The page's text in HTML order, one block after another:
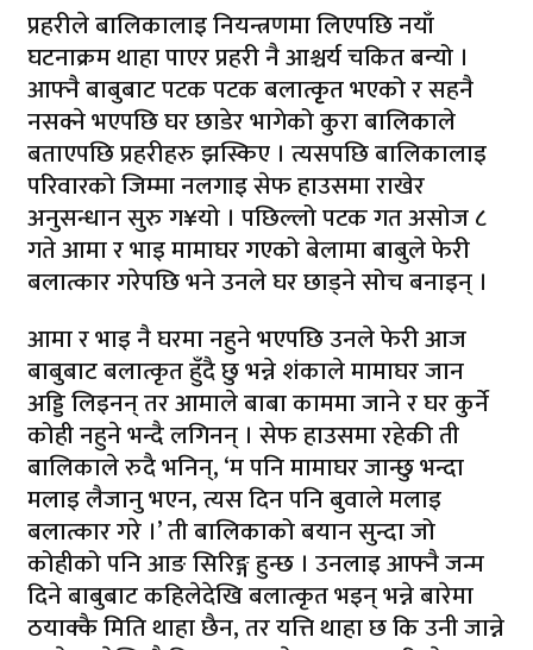
प्रहरीले बालिकालाइ नियन्त्रणमा लिएपछि नयाँ
घटनाक्रम थाहा पाएर प्रहरी नै आश्चर्य चकित बन्यो ।
आफ्नै बाबुबाट पटक पटक बलात्कृृत भएको र सहनै
नसक्ने भएपछि घर छाडेर भागेको कुरा बालिकाले
बताएपछि प्रहरीहरु झस्किए । त्यसपछि बालिकालाइ
परिवारको जिम्मा नलगाइ सेफ हाउसमा राखेर
अनुसन्धान सुरु ग¥यो । पछिल्लो पटक गत असोज ८
गते आमा र भाइ मामाघर गएको बेलामा बाबुले फेरी
बलात्कार गरेपछि भने उनले घर छाड्ने सोच बनाइन् ।
आमा र भाइ नै घरमा नहुने भएपछि उनले फेरी आज
बाबुबाट बलात्कृत हुँदै छु भन्ने शंकाले मामाघर जान
अड्डि लिइनन् तर आमाले बाबा काममा जाने र घर कुर्ने
कोही नहुने भन्दै लगिनन् । सेफ हाउसमा रहेकी ती
बालिकाले रुदै भनिन्, ‘म पनि मामाघर जान्छु भन्दा
मलाइ लैजानु भएन, त्यस दिन पनि बुवाले मलाइ
बलात्कार गरे ।’ ती बालिकाको बयान सुन्दा जो
कोहीको पनि आङ सिरिङ्ग हुन्छ । उनलाइ आफ्नै जन्म
दिने बाबुबाट कहिलेदेखि बलात्कृत भइन् भन्ने बारेमा
ठयाक्कै मिति थाहा छैन, तर यत्ति थाहा छ कि उनी जान्ने